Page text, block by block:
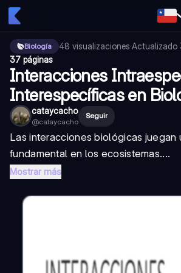
Biología 48 visualizaciones·Actualizado
37 páginas
Interacciones
Interespecíficas en
cataycacho
@cataycacho
Seguir
Las interacciones biológicas juegan
fundamental en los ecosistemas....
Mostrar más